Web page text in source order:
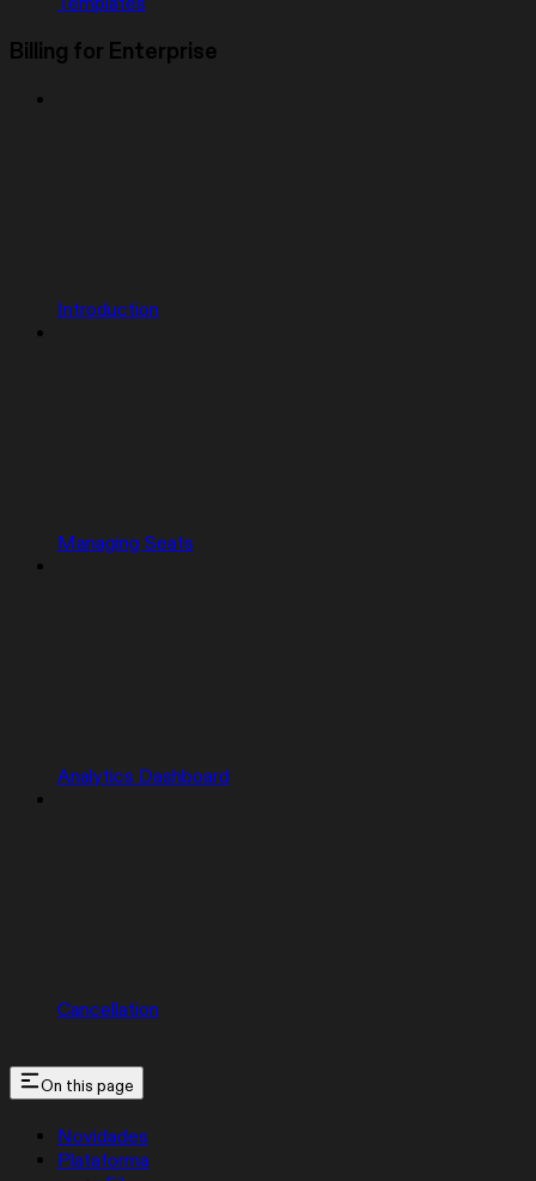
Billing for Enterprise
Introduction
Managing Seats
Analytics Dashboard
Cancellation
On this page
Novidades
Plataforma